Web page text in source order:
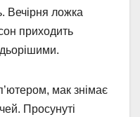
Вечірня ложка
приходить
мак знімає
Просунуті